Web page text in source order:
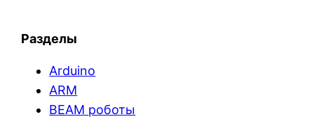
Разделы
Arduino
ARM
BEAM роботы